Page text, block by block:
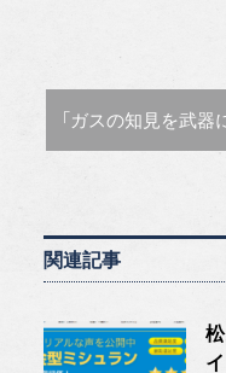
前の記事 :
「ガスの知見を武器に金属AMをトータルでサポート」大陽日酸・中田竜課長［この人に
関連記事